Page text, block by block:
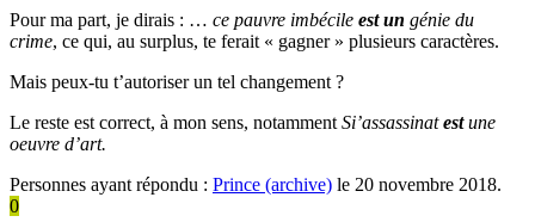
Pour ma part, je dirais : … ce pauvre imbécile est un génie du
crime, ce qui, au surplus, te ferait « gagner » plusieurs caractères.
Mais peux-tu t’autoriser un tel changement ?
Le reste est correct, à mon sens, notamment Si’assassinatestune
oeuvre d’art.
Personnes ayant répondu : Prince (archive) le 20 novembre 2018.
0